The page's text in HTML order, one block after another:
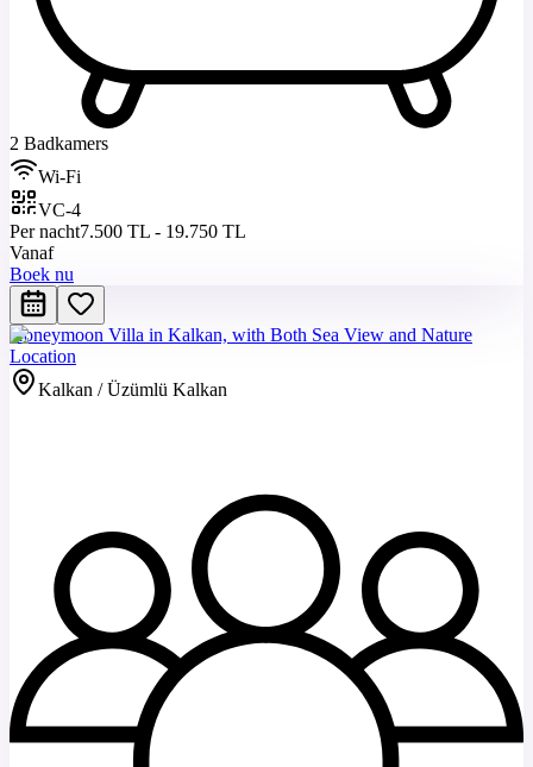
2 Badkamers
Wi-Fi
VC-4
Per nacht7.500 TL - 19.750 TL
Vanaf
Boek nu
Honeymoon Villa in Kalkan, with Both Sea View and Nature
Location
Kalkan / Üzümlü Kalkan